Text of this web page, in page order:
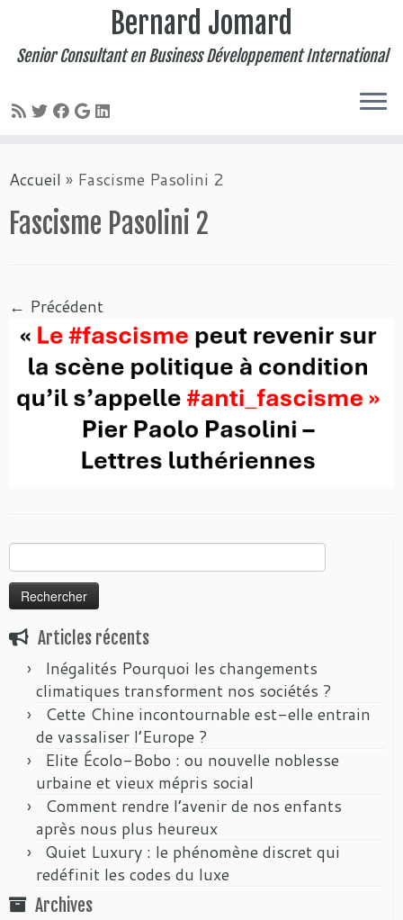
au
contenu
Bernard Jomard
Senior Consultant en Business Développement International
Accueil » Fascisme Pasolini 2
Fascisme Pasolini 2
← Précédent
Rechercher :
Articles récents
Inégalités Pourquoi les changements
climatiques transforment nos sociétés ?
Cette Chine incontournable est-elle entrain
de vassaliser l’Europe ?
Elite Écolo-Bobo : ou nouvelle noblesse
urbaine et vieux mépris social
Comment rendre l’avenir de nos enfants
après nous plus heureux
Quiet Luxury : le phénomène discret qui
redéfinit les codes du luxe
Archives